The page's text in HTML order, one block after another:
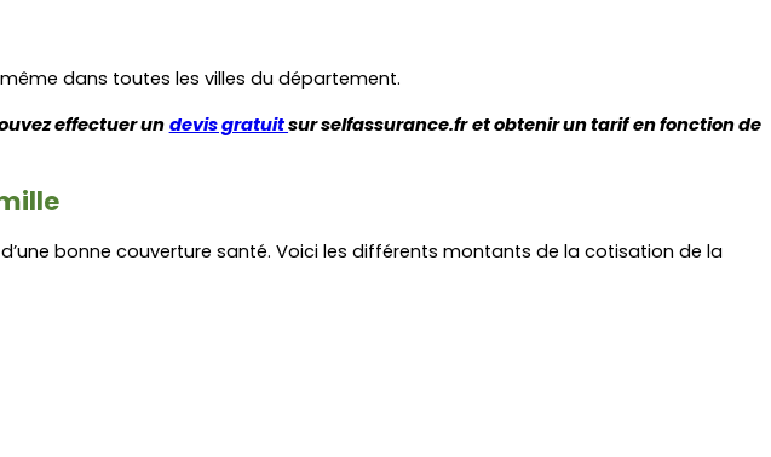
dans toutes les villes du département.
effectuer un devis gratuit sur selfassurance.fr et obtenir un tarif en fonction de
bonne couverture santé. Voici les différents montants de la cotisation de la